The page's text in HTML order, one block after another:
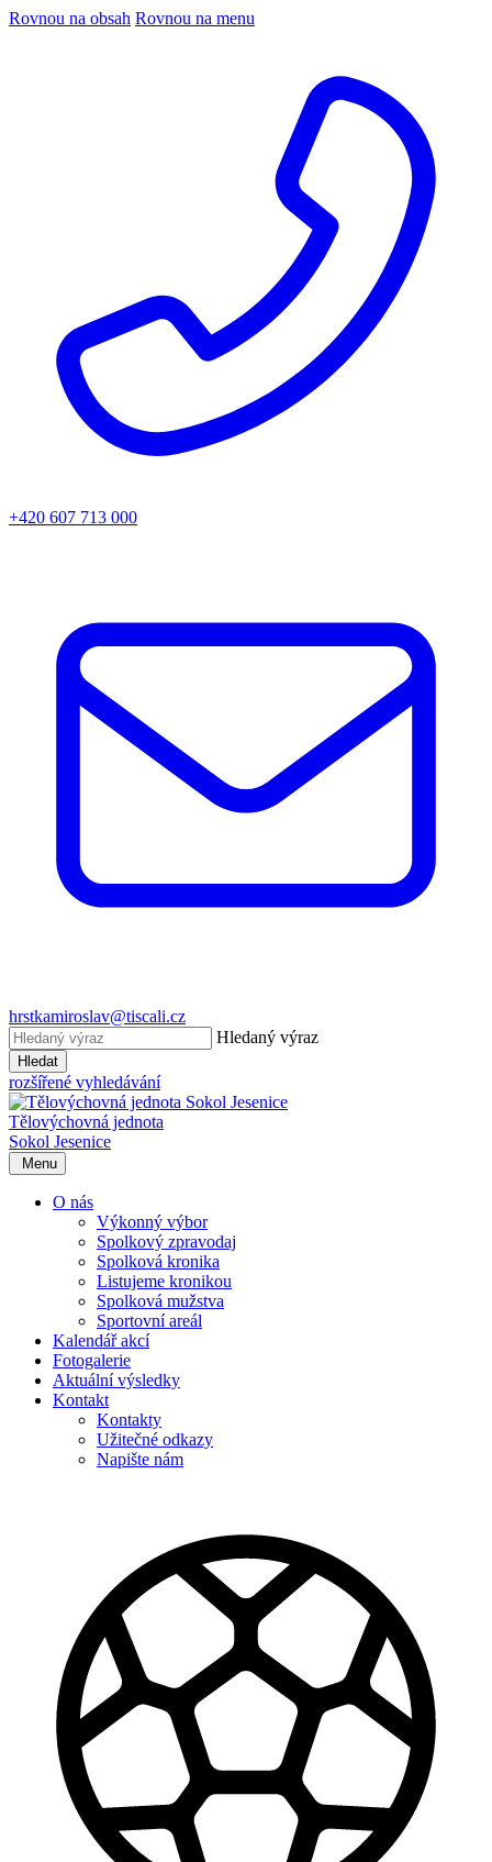
Rovnou na obsah Rovnou na menu
+420 607 713 000
hrstkamiroslav@tiscali.cz
Hledaný výraz
Hledat
rozšířené vyhledávání
Tělovýchovná jednota
Sokol Jesenice
Menu
O nás
Výkonný výbor
Spolkový zpravodaj
Spolková kronika
Listujeme kronikou
Spolková mužstva
Sportovní areál
Kalendář akcí
Fotogalerie
Aktuální výsledky
Kontakt
Kontakty
Užitečné odkazy
Napište nám